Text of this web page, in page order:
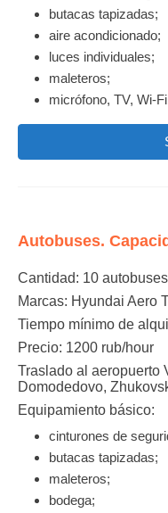
butacas tapizadas;
aire acondicionado;
luces individuales;
maleteros;
micrófono, TV, Wi-
Autobuses.
Cantidad: 10
Мarcas: Hyundai Aero
Tiempo mínimo de
Precio: 1200 rub/hour
Traslado al aeropuerto
Domodedovo,
Equipamiento básico:
cinturones de
butacas tapizadas;
maleteros;
bodega;